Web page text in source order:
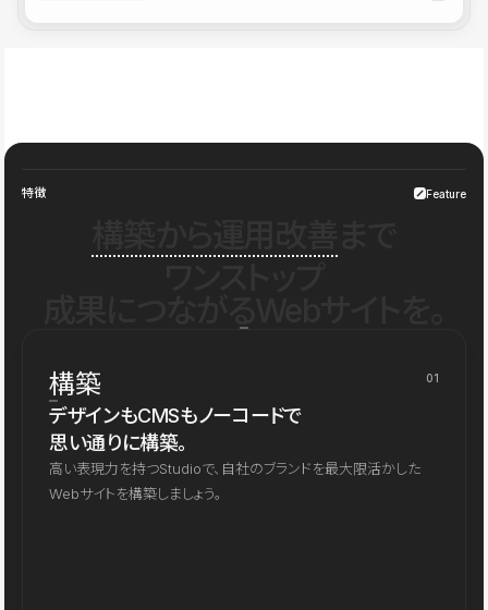
特徴 Feature
構築 01
デザインもCMSもノーコードで
思い通りに構築。
高い表現力を持つStudioで、自社のブランドを最大限活かした
Webサイトを構築しましょう。